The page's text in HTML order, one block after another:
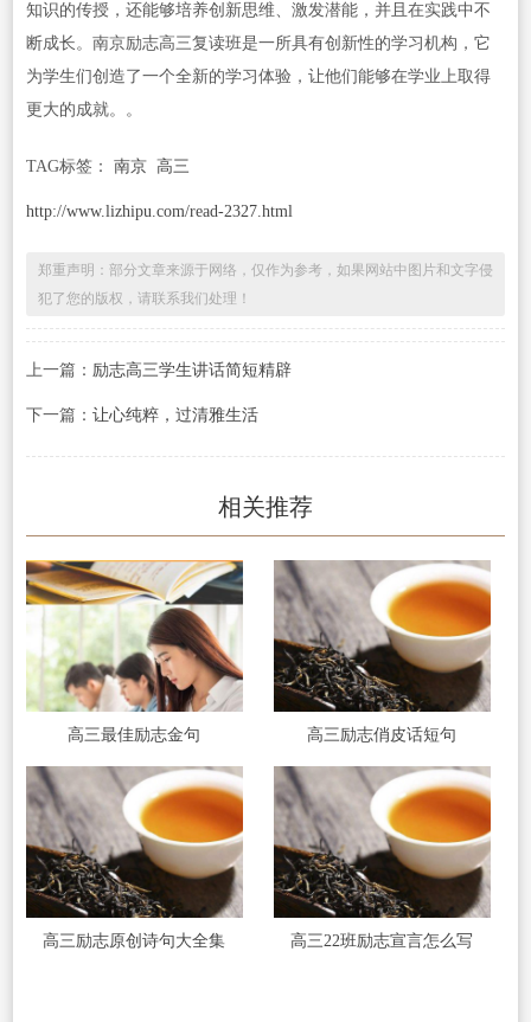
知识的传授，还能够培养创新思维、激发潜能，并且在实践中不
断成长。南京励志高三复读班是一所具有创新性的学习机构，它
为学生们创造了一个全新的学习体验，让他们能够在学业上取得
更大的成就。。
TAG标签： 南京 高三
http://www.lizhipu.com/read-2327.html
郑重声明：部分文章来源于网络，仅作为参考，如果网站中图片和文字侵
犯了您的版权，请联系我们处理！
上一篇： 励志高三学生讲话简短精辟
下一篇： 让心纯粹，过清雅生活
相关推荐
高三最佳励志金句 高三励志俏皮话短句
高三励志原创诗句大全集 高三22班励志宣言怎么写